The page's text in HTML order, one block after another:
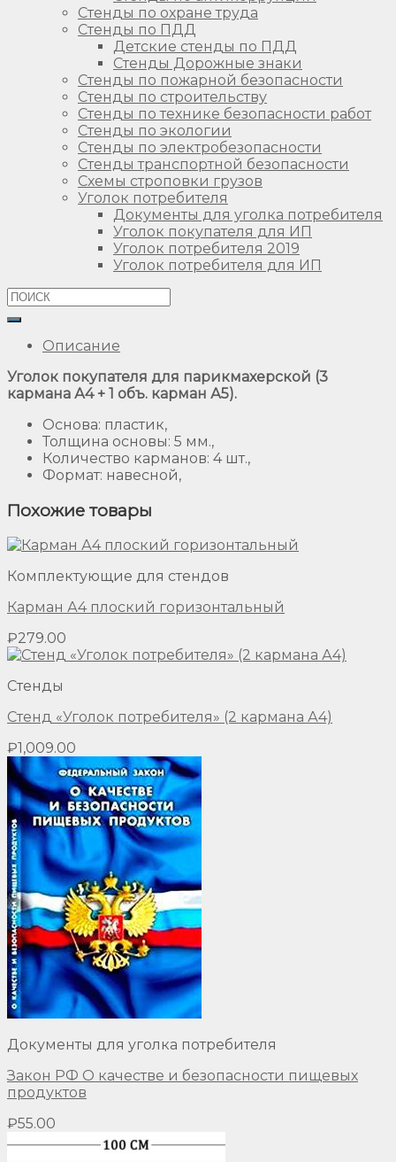
Стенды по охране труда
Стенды по ПДД
Детские стенды по ПДД
Стенды Дорожные знаки
Стенды по пожарной безопасности
Стенды по строительству
Стенды по технике безопасности работ
Стенды по экологии
Стенды по электробезопасности
Стенды транспортной безопасности
Схемы строповки грузов
Уголок потребителя
Документы для уголка потребителя
Уголок покупателя для ИП
Уголок потребителя 2019
Уголок потребителя для ИП
Описание
Уголок покупателя для парикмахерской (3
кармана А4 + 1 объ. карман А5).
Основа: пластик,
Толщина основы: 5 мм.,
Количество карманов: 4 шт.,
Формат: навесной,
Похожие товары
Комплектующие для стендов
Карман А4 плоский горизонтальный
₽279.00
Стенды
Стенд «Уголок потребителя» (2 кармана А4)
₽1,009.00
Документы для уголка потребителя
Закон РФ О качестве и безопасности пищевых
продуктов
₽55.00